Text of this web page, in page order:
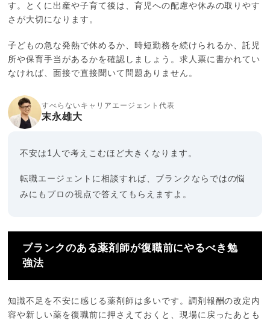
す。とくに出産や子育て後は、育児への配慮や休みの取りやす
さが大切になります。
子どもの急な発熱で休めるか、時短勤務を続けられるか、託児
所や保育手当があるかを確認しましょう。求人票に書かれてい
なければ、面接で直接聞いて問題ありません。
すべらないキャリアエージェント代表
末永雄大
不安は1人で考えこむほど大きくなります。
転職エージェントに相談すれば、ブランクならではの悩
みにもプロの視点で答えてもらえますよ。
ブランクのある薬剤師が復職前にやるべき勉
強法
知識不足を不安に感じる薬剤師は多いです。調剤報酬の改定内
容や新しい薬を復職前に押さえておくと、現場に戻ったあとも